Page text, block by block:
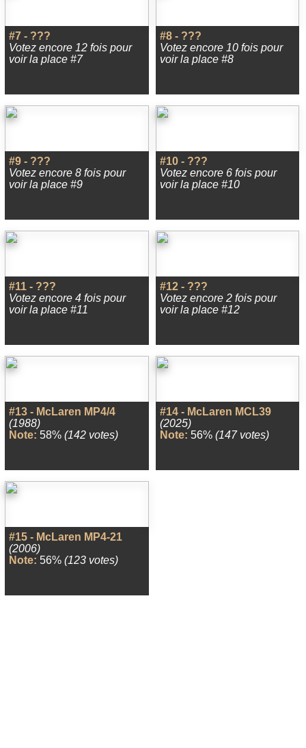
#7 - ???
Votez encore 12 fois pour
voir la place #7
#8 - ???
Votez encore 10 fois pour
voir la place #8
#9 - ???
Votez encore 8 fois pour
voir la place #9
#10 - ???
Votez encore 6 fois pour
voir la place #10
#11 - ???
Votez encore 4 fois pour
voir la place #11
#12 - ???
Votez encore 2 fois pour
voir la place #12
#13 - McLaren MP4/4
(1988)
Note: 58% (142 votes)
#14 - McLaren MCL39
(2025)
Note: 56% (147 votes)
#15 - McLaren MP4-21
(2006)
Note: 56% (123 votes)